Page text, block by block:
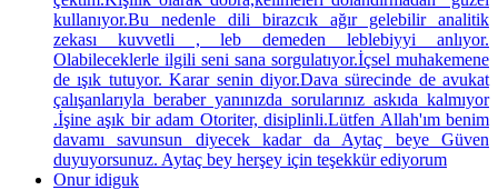
kullanıyor.Bu nedenle dili birazcık ağır gelebilir analitik
zekası kuvvetli , leb demeden leblebiyyi anlıyor.
Olabileceklerle ilgili seni sana sorgulatıyor.İçsel muhakemene
de ışık tutuyor. Karar senin diyor.Dava sürecinde de avukat
çalışanlarıyla beraber yanınızda sorularınız askıda kalmıyor
.İşine aşık bir adam Otoriter, disiplinli.Lütfen Allah'ım benim
davamı savunsun diyecek kadar da Aytaç beye Güven
duyuyorsunuz. Aytaç bey herşey için teşekkür ediyorum
Onur idiguk